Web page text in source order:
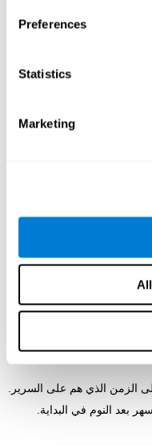
Preferences
Statistics
Marketing
منذ ستّة أشهر. قد استثنينا المرضى الذين درجتهم <26 في MMSE
يعانون مشاكل البصر أو
والأشخاص الذين كانوا
الحركات المكرّرة في
تؤثّر في الجهاز العصبي
يطابق على عمل
يفعلوا مهام القراءة
وقت النوم: الوقت من
النوم منذ الذهاب إلى
الزمن الذي هم على السرير.
بعد النوم في البداية.